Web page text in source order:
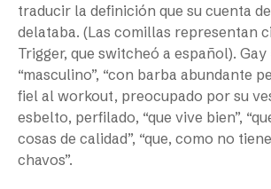
traducir la definición que su cuenta
delataba. (Las comillas representan
Trigger, que switcheó a español).
“masculino”, “con barba abundante
fiel al workout, preocupado por su
esbelto, perfilado, “que vive bien”,
cosas de calidad”, “que, como no
chavos”.